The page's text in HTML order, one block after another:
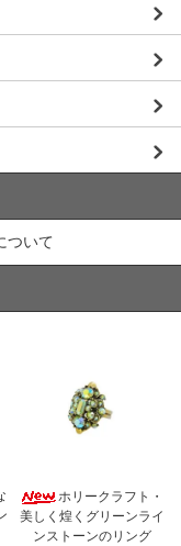
ついて
ホリークラフト・
美しく煌くグリーンライ
ンストーンのリング